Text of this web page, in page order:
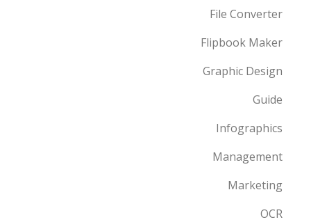
File Converter
Flipbook Maker
Graphic Design
Guide
Infographics
Management
Marketing
OCR